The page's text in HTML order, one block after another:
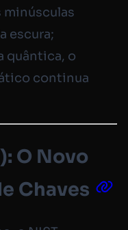
minúsculas
escura;
quântica, o
continua
O Novo
Chaves